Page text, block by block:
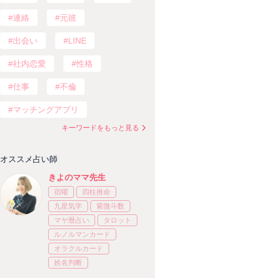
連絡 元彼
出会い LINE
社内恋愛 性格
仕事 不倫
マッチングアプリ
キーワードをもっと見る
オススメ占い師
きよのママ先生
宿曜
四柱推命
九星気学
紫微斗数
マヤ暦占い
タロット
ルノルマンカード
オラクルカード
姓名判断